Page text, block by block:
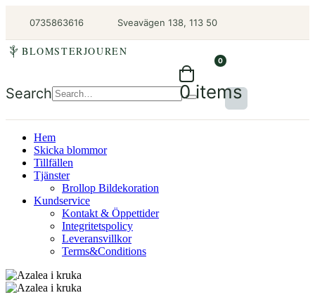
0735863616 Sveavägen 138, 113 50
BLOMSTERJOUREN
Search
0
0 items
Hem
Skicka blommor
Tillfällen
Tjänster
Brollop Bildekoration
Kundservice
Kontakt & Öppettider
Integritetspolicy
Leveransvillkor
Terms&Conditions